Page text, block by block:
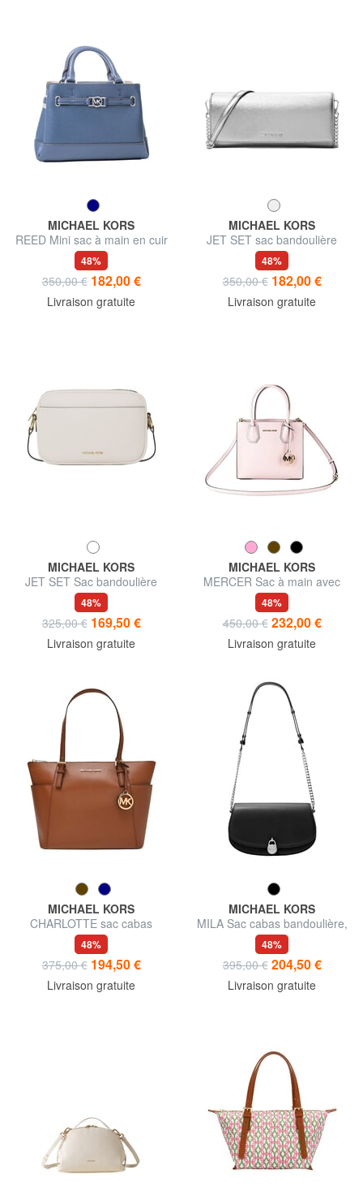
MICHAEL KORS
REED Mini sac à main en cuir
48%
350,00 € 182,00 €
Livraison gratuite
MICHAEL KORS
JET SET sac bandoulière
48%
350,00 € 182,00 €
Livraison gratuite
MICHAEL KORS
JET SET Sac bandoulière
ajustable, en cuir
48%
325,00 € 169,50 €
Livraison gratuite
MICHAEL KORS
MERCER Sac à main avec
bandoulière, en cuir
48%
450,00 € 232,00 €
Livraison gratuite
MICHAEL KORS
CHARLOTTE sac cabas
bandoulière en cuir
48%
375,00 € 194,50 €
Livraison gratuite
MICHAEL KORS
MILA Sac cabas bandoulière,
avec bandoulière
48%
395,00 € 204,50 €
Livraison gratuite